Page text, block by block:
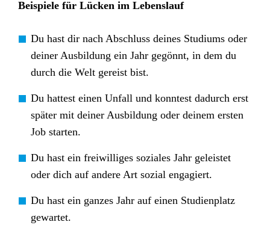
Beispiele für Lücken im Lebenslauf
Du hast dir nach Abschluss deines Studiums oder
deiner Ausbildung ein Jahr gegönnt, in dem du
durch die Welt gereist bist.
Du hattest einen Unfall und konntest dadurch erst
später mit deiner Ausbildung oder deinem ersten
Job starten.
Du hast ein freiwilliges soziales Jahr geleistet
oder dich auf andere Art sozial engagiert.
Du hast ein ganzes Jahr auf einen Studienplatz
gewartet.